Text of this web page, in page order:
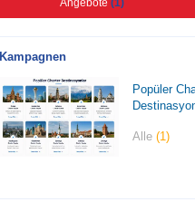
Angebote(1)
Kampagnen
Popüler
Alle(1)